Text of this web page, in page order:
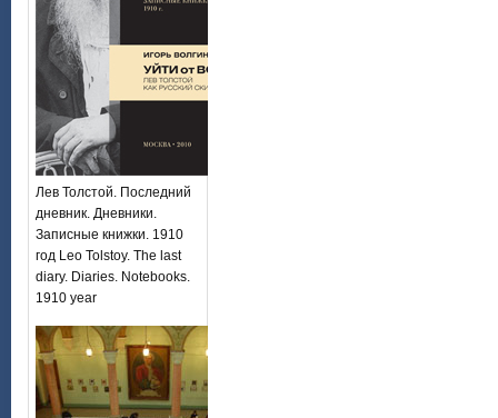
Лев Толстой. Последний
дневник. Дневники.
Записные книжки. 1910
год Leo Tolstoy. The last
diary. Diaries. Notebooks.
1910 year